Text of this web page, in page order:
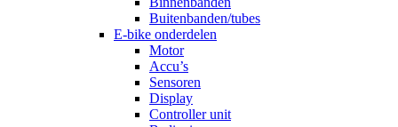
Buitenbanden/tubes
E-bike onderdelen
Motor
Accu’s
Sensoren
Display
Controller unit